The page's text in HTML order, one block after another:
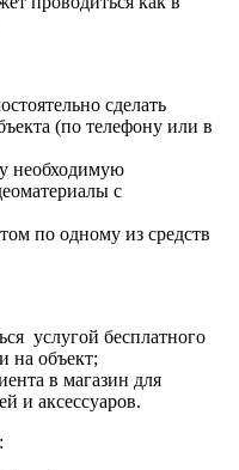
сделать
(по телефону или в
необходимую
с
по одному из средств
услугой бесплатного
на объект;
в магазин для
и аксессуаров.